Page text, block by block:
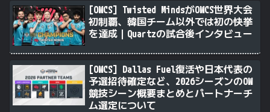
[OWCS] Twisted MindsがOWCS世界大会
初制覇、韓国チーム以外では初の快挙
を達成｜Quartzの試合後インタビュー
[OWCS] Dallas Fuel復活や日本代表の
予選招待確定など、2026シーズンのOW
競技シーン概要まとめとパートナーチ
ム選定について